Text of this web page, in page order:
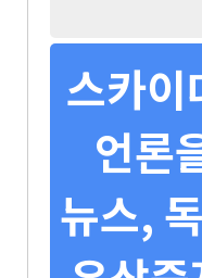
스카이
언론
뉴스,